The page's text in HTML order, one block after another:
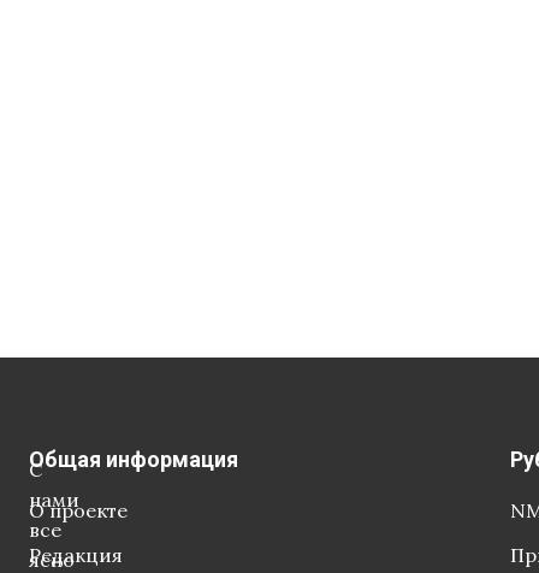
С
нами
все
ясно
Общая информация
О проекте
Редакция